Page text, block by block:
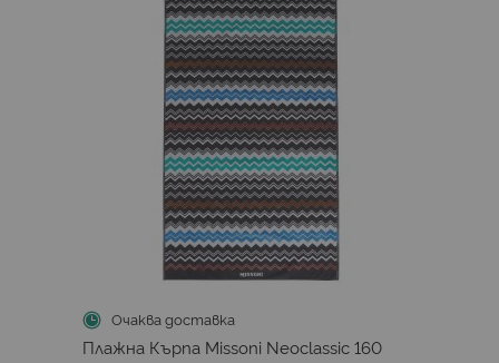
Очаква доставка
Плажна Кърпа Missoni Neoclassic 160